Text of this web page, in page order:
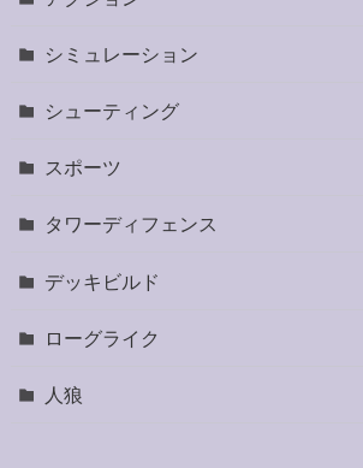
シミュレーション
シューティング
スポーツ
タワーディフェンス
デッキビルド
ローグライク
人狼